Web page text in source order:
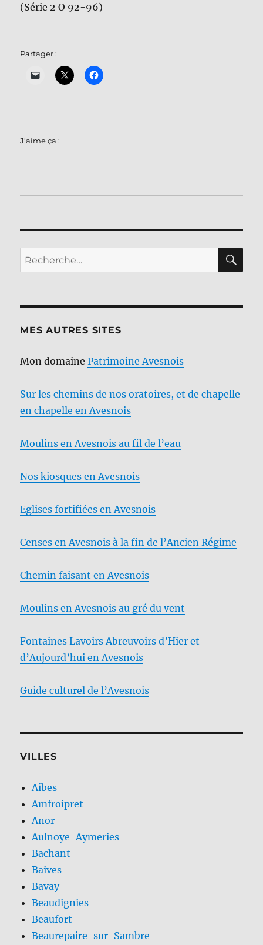
(Série 2 O 92-96)
Partager :
J’aime ça :
Recherche
pour :
MES AUTRES SITES
Mon domainePatrimoine Avesnois
Sur les chemins de nos oratoires, et de chapelle
en chapelle en Avesnois
Moulins en Avesnois au fil de l’eau
Nos kiosques en Avesnois
Eglises fortifiées en Avesnois
Censes en Avesnois à la fin de l’Ancien Régime
Chemin faisant en Avesnois
Moulins en Avesnois au gré du vent
Fontaines Lavoirs Abreuvoirs d’Hier et
d’Aujourd’hui en Avesnois
Guide culturel de l’Avesnois
VILLES
Aibes
Amfroipret
Anor
Aulnoye-Aymeries
Bachant
Baives
Bavay
Beaudignies
Beaufort
Beaurepaire-sur-Sambre